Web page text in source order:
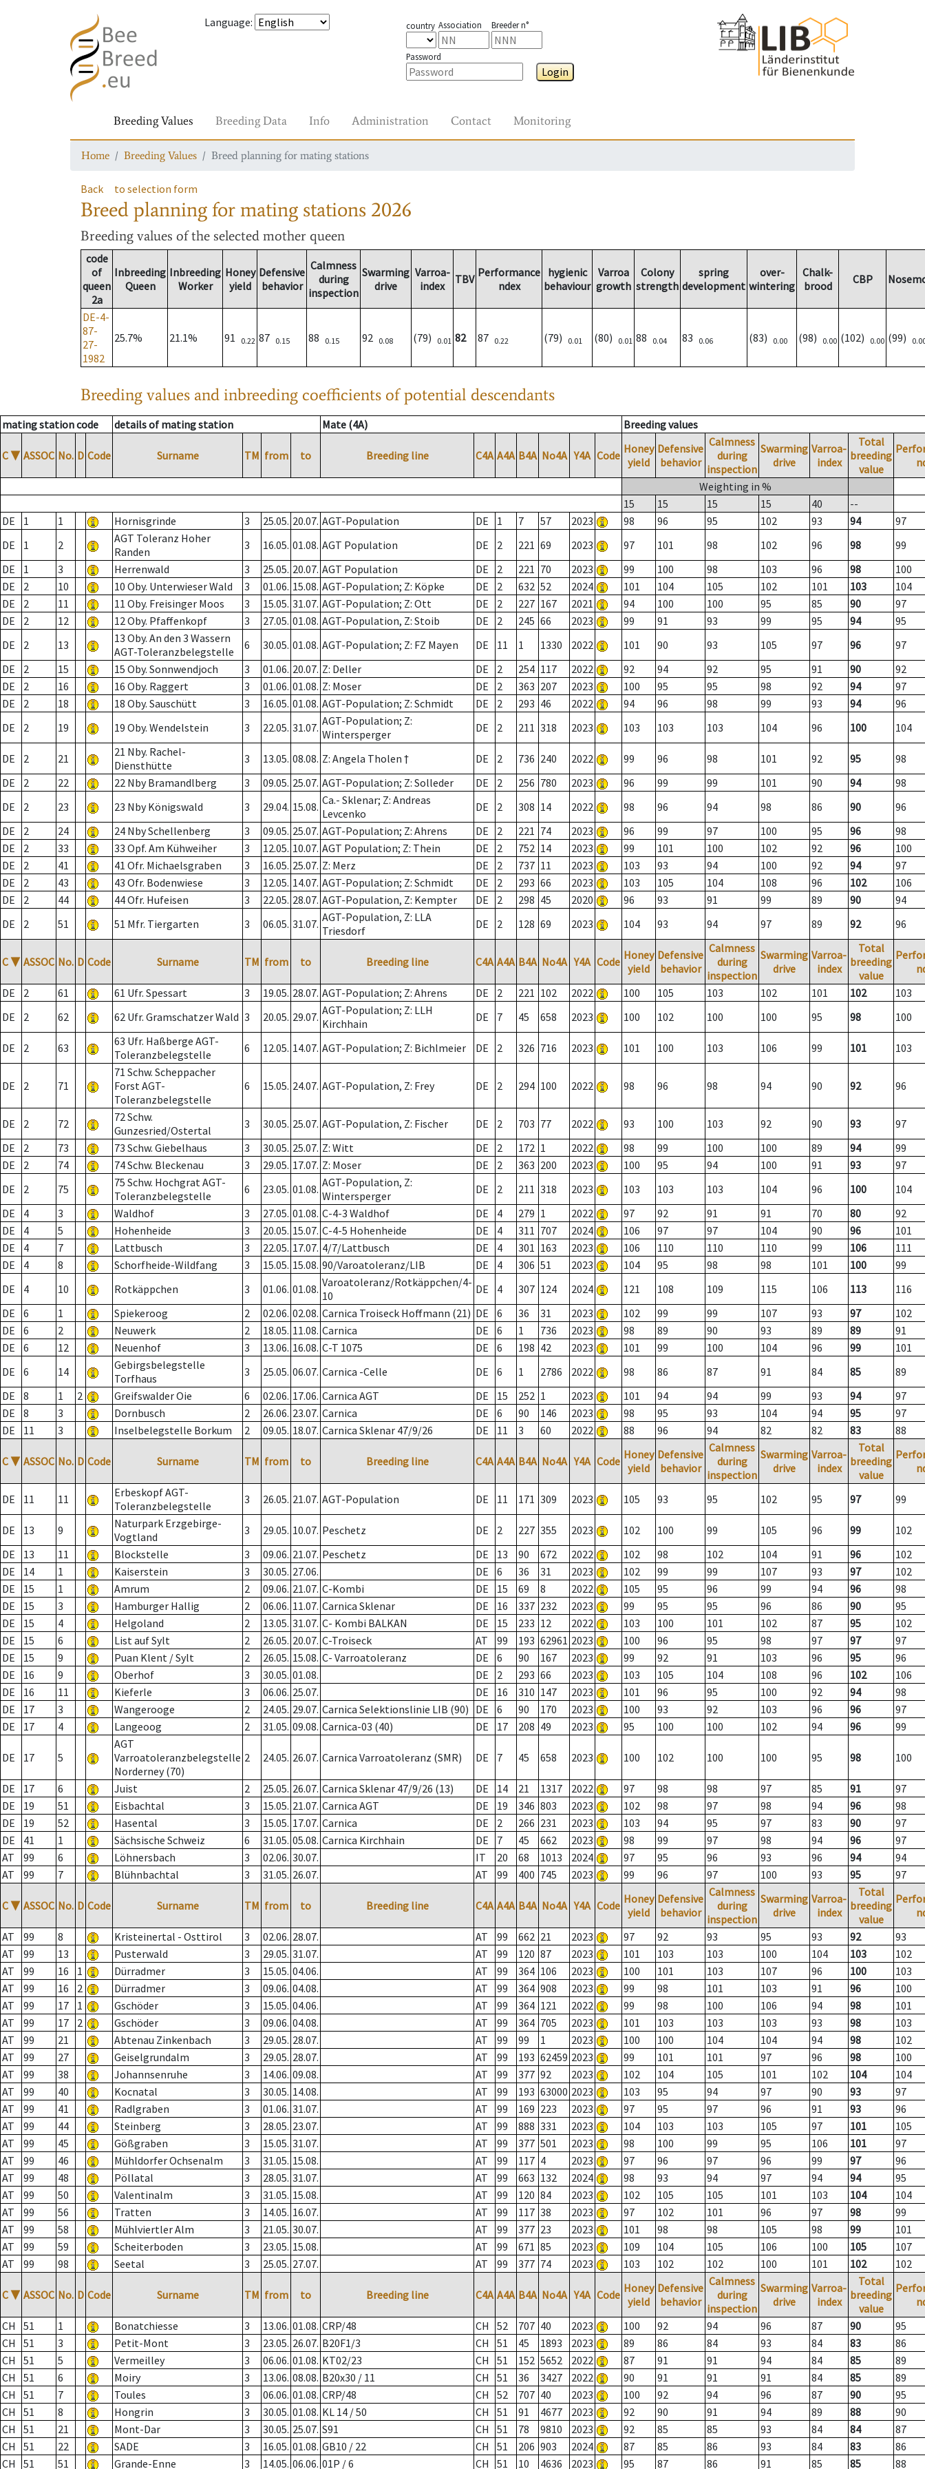
Language: country Association Breeder n°
Password
Login
Breeding Values Breeding Data Info Administration Contact Monitoring
Home Breeding Values Breed planning for mating stations
Back to selection form
Breed planning for mating stations 2026
Breeding values of the selected mother queen
code
of
queen
2a
Inbreeding
Queen
Inbreeding
Worker
Honey
yield
Defensive
behavior
Calmness
during
inspection
Swarming
drive
Varroa-
index
TBV Performance
ndex
hygienic
behaviour
Varroa
growth
Colony
strength
spring
development
over-
wintering
Chalk-
brood
CBP
DE-4-
87-
27-
1982
25.7% 21.1% 91 0.22 87 0.15 88 0.15 92 0.08 (79) 0.01 82 87 0.22 (79) 0.01 (80) 0.01 88 0.04 83 0.06 (83) 0.00 (98) 0.00 (102) 0.00 (99)
Breeding values and inbreeding coefficients of potential descendants
mating station code details of mating station Mate (4A) Breeding values
C ▼ ASSOC No. D Code Surname TM from to Breeding line C4A A4A B4A No4A Y4A Code Honey
yield
Defensive
behavior
Calmness
during
inspection
Swarming
drive
Varroa-
index
Total
breeding
value
Weighting in %
15
15 15 15 40
--
DE
1 1 Hornisgrinde 3 25.05. 20.07. AGT-Population DE 1 7 57 2023 98 96 95 102 93 94
97
DE
1 2
AGT Toleranz Hoher
Randen
3 16.05. 01.08. AGT Population DE 2 221 69 2023 97 101 98 102 96 98
99
DE
1 3 Herrenwald 3 25.05. 20.07. AGT Population DE 2 221 70 2023 99 100 98 103 96 98
100
DE
2 10 10 Oby. Unterwieser Wald 3 01.06. 15.08. AGT-Population; Z: Köpke DE 2 632 52 2024 101 104 105 102 101 103
104
DE
2 11 11 Oby. Freisinger Moos 3 15.05. 31.07. AGT-Population; Z: Ott DE 2 227 167 2021 94 100 100 95 85 90
97
DE
2 12 12 Oby. Pfaffenkopf 3 27.05. 01.08. AGT-Population, Z: Stoib DE 2 245 66 2023 99 91 93 99 95 94
95
DE
2 13
13 Oby. An den 3 Wassern
AGT-Toleranzbelegstelle
6 30.05. 01.08. AGT-Population; Z: FZ Mayen DE 11 1 1330 2022 101 90 93 105 97 96
97
DE
2 15 15 Oby. Sonnwendjoch 3 01.06. 20.07. Z: Deller DE 2 254 117 2022 92 94 92 95 91 90
92
DE
2 16 16 Oby. Raggert 3 01.06. 01.08. Z: Moser DE 2 363 207 2023 100 95 95 98 92 94
97
DE
2 18 18 Oby. Sauschütt 3 16.05. 01.08. AGT-Population; Z: Schmidt DE 2 293 46 2022 94 96 98 99 93 94
96
DE
2 19 19 Oby. Wendelstein 3 22.05. 31.07. AGT-Population; Z:
Wintersperger
DE 2 211 318 2023 103 103 103 104 96 100 104
DE 2 21
21 Nby. Rachel-
Diensthütte
3 13.05. 08.08. Z: Angela Tholen † DE 2 736 240 2022 99 96 98 101 92 95
98
DE
2 22 22 Nby Bramandlberg 3 09.05. 25.07. AGT-Population; Z: Solleder DE 2 256 780 2023 96 99 99 101 90 94
98
DE
2 23 23 Nby Königswald 3 29.04. 15.08. Ca.- Sklenar; Z: Andreas
Levcenko
DE 2 308 14 2022 98 96 94 98 86 90
96
DE
2 24 24 Nby Schellenberg 3 09.05. 25.07. AGT-Population; Z: Ahrens DE 2 221 74 2023 96 99 97 100 95 96
98
DE
2 33 33 Opf. Am Kühweiher 3 12.05. 10.07. AGT Population; Z: Thein DE 2 752 14 2023 99 101 100 102 92 96
100
DE
2 41 41 Ofr. Michaelsgraben 3 16.05. 25.07. Z: Merz DE 2 737 11 2023 103 93 94 100 92 94
97
DE
2 43 43 Ofr. Bodenwiese 3 12.05. 14.07. AGT-Population; Z: Schmidt DE 2 293 66 2023 103 105 104 108 96 102
106
DE
2 44 44 Ofr. Hufeisen 3 22.05. 28.07. AGT-Population, Z: Kempter DE 2 298 45 2020 96 93 91 99 89 90
94
DE
2 51 51 Mfr. Tiergarten 3 06.05. 31.07. AGT-Population, Z: LLA
Triesdorf
DE 2 128 69 2023 104 93 94 97 89 92 96
C ▼ ASSOC No. D Code Surname TM from to Breeding line C4A A4A B4A No4A Y4A Code Honey
yield
Defensive
behavior
Calmness
during
inspection
Swarming
drive
Varroa-
index
Total
breeding
value
DE
2 61 61 Ufr. Spessart 3 19.05. 28.07. AGT-Population; Z: Ahrens DE 2 221 102 2022 100 105 103 102 101 102
103
DE
2 62 62 Ufr. Gramschatzer Wald 3 20.05. 29.07. AGT-Population; Z: LLH
Kirchhain
DE 7 45 658 2023 100 102 100 100 95 98 100
DE 2 63
63 Ufr. Haßberge AGT-
Toleranzbelegstelle
6 12.05. 14.07. AGT-Population; Z: Bichlmeier DE 2 326 716 2023 101 100 103 106 99 101 103
DE 2 71
71 Schw. Scheppacher
Forst AGT-
Toleranzbelegstelle
6 15.05. 24.07. AGT-Population, Z: Frey DE 2 294 100 2022 98 96 98 94 90 92 96
DE 2 72
72 Schw.
Gunzesried/Ostertal
3 30.05. 25.07. AGT-Population, Z: Fischer DE 2 703 77 2022 93 100 103 92 90 93
97
DE
2 73 73 Schw. Giebelhaus 3 30.05. 25.07. Z: Witt DE 2 172 1 2022 98 99 100 100 89 94
99
DE
2 74 74 Schw. Bleckenau 3 29.05. 17.07. Z: Moser DE 2 363 200 2023 100 95 94 100 91 93
97
DE
2 75
75 Schw. Hochgrat AGT-
Toleranzbelegstelle
6 23.05. 01.08. AGT-Population, Z:
Wintersperger
DE 2 211 318 2023 103 103 103 104 96 100
104
DE
4 3 Waldhof 3 27.05. 01.08. C-4-3 Waldhof DE 4 279 1 2022 97 92 91 91 70 80
92
DE
4 5 Hohenheide 3 20.05. 15.07. C-4-5 Hohenheide DE 4 311 707 2024 106 97 97 104 90 96
101
DE
4 7 Lattbusch 3 22.05. 17.07. 4/7/Lattbusch DE 4 301 163 2023 106 110 110 110 99 106
111
DE
4 8 Schorfheide-Wildfang 3 15.05. 15.08. 90/Varoatoleranz/LIB DE 4 306 51 2023 104 95 98 98 101 100
99
DE
4 10 Rotkäppchen 3 01.06. 01.08. Varoatoleranz/Rotkäppchen/4-
10
DE 4 307 124 2024 121 108 109 115 106 113
116
DE
6 1 Spiekeroog 2 02.06. 02.08. Carnica Troiseck Hoffmann (21) DE 6 36 31 2023 102 99 99 107 93 97
102
DE
6 2 Neuwerk 2 18.05. 11.08. Carnica DE 6 1 736 2023 98 89 90 93 89 89
91
DE
6 12 Neuenhof 3 13.06. 16.08. C-T 1075 DE 6 198 42 2023 101 99 100 104 96 99
101
DE
6 14
Gebirgsbelegstelle
Torfhaus
3 25.05. 06.07. Carnica -Celle DE 6 1 2786 2022 98 86 87 91 84 85
89
DE
8 1 2 Greifswalder Oie 6 02.06. 17.06. Carnica AGT DE 15 252 1 2023 101 94 94 99 93 94
97
DE
8 3 Dornbusch 2 26.06. 23.07. Carnica DE 6 90 146 2023 98 95 93 104 94 95
97
DE
11 3 Inselbelegstelle Borkum 2 09.05. 18.07. Carnica Sklenar 47/9/26 DE 11 3 60 2022 88 96 94 82 82 83 88
C ▼ ASSOC No. D Code Surname TM from to Breeding line C4A A4A B4A No4A Y4A Code Honey
yield
Defensive
behavior
Calmness
during
inspection
Swarming
drive
Varroa-
index
Total
breeding
value
DE 11 11
Erbeskopf AGT-
Toleranzbelegstelle
3 26.05. 21.07. AGT-Population DE 11 171 309 2023 105 93 95 102 95 97 99
DE 13 9
Naturpark Erzgebirge-
Vogtland
3 29.05. 10.07. Peschetz DE 2 227 355 2023 102 100 99 105 96 99
102
DE
13 11 Blockstelle 3 09.06. 21.07. Peschetz DE 13 90 672 2022 102 98 102 104 91 96
102
DE
14 1 Kaiserstein 3 30.05. 27.06. DE 6 36 31 2023 102 99 99 107 93 97
102
DE
15 1 Amrum 2 09.06. 21.07. C-Kombi DE 15 69 8 2022 105 95 96 99 94 96
98
DE
15 3 Hamburger Hallig 2 06.06. 11.07. Carnica Sklenar DE 16 337 232 2023 99 95 95 96 86 90
95
DE
15 4 Helgoland 2 13.05. 31.07. C- Kombi BALKAN DE 15 233 12 2022 103 100 101 102 87 95
102
DE
15 6 List auf Sylt 2 26.05. 20.07. C-Troiseck AT 99 193 62961 2023 100 96 95 98 97 97
97
DE
15 9 Puan Klent / Sylt 2 26.05. 15.08. C- Varroatoleranz DE 6 90 167 2023 99 92 91 103 96 95
96
DE
16 9 Oberhof 3 30.05. 01.08. DE 2 293 66 2023 103 105 104 108 96 102
106
DE
16 11 Kieferle 3 06.06. 25.07. DE 16 310 147 2023 101 96 95 100 92 94
98
DE
17 3 Wangerooge 2 24.05. 29.07. Carnica Selektionslinie LIB (90) DE 6 90 170 2023 100 93 92 103 96 96
97
DE
17 4 Langeoog 2 31.05. 09.08. Carnica-03 (40) DE 17 208 49 2023 95 100 100 102 94 96 99
DE 17 5
AGT
Varroatoleranzbelegstelle
Norderney (70)
2 24.05. 26.07. Carnica Varroatoleranz (SMR) DE 7 45 658 2023 100 102 100 100 95 98 100
DE 17 6 Juist 2 25.05. 26.07. Carnica Sklenar 47/9/26 (13) DE 14 21 1317 2022 97 98 98 97 85 91
97
DE
19 51 Eisbachtal 3 15.05. 21.07. Carnica AGT DE 19 346 803 2023 102 98 97 98 94 96
98
DE
19 52 Hasental 3 15.05. 17.07. Carnica DE 2 266 231 2023 103 94 95 97 83 90
97
DE
41 1 Sächsische Schweiz 6 31.05. 05.08. Carnica Kirchhain DE 7 45 662 2023 98 99 97 98 94 96
97
AT
99 6 Löhnersbach 3 02.06. 30.07. IT 20 68 1013 2024 97 95 96 93 96 94
94
AT
99 7 Blühnbachtal 3 31.05. 26.07. AT 99 400 745 2023 99 96 97 100 93 95 97
C ▼ ASSOC No. D Code Surname TM from to Breeding line C4A A4A B4A No4A Y4A Code Honey
yield
Defensive
behavior
Calmness
during
inspection
Swarming
drive
Varroa-
index
Total
breeding
value
AT
99 8 Kristeinertal - Osttirol 3 02.06. 28.07. AT 99 662 21 2023 97 92 93 95 93 92
93
AT
99 13 Pusterwald 3 29.05. 31.07. AT 99 120 87 2023 101 103 103 100 104 103
102
AT
99 16 1 Dürradmer 3 15.05. 04.06. AT 99 364 106 2023 100 101 103 107 96 100
103
AT
99 16 2 Dürradmer 3 09.06. 04.08. AT 99 364 908 2023 99 98 101 103 91 96
100
AT
99 17 1 Gschöder 3 15.05. 04.06. AT 99 364 121 2022 99 98 100 106 94 98
101
AT
99 17 2 Gschöder 3 09.06. 04.08. AT 99 364 705 2023 101 103 103 103 93 98
103
AT
99 21 Abtenau Zinkenbach 3 29.05. 28.07. AT 99 99 1 2023 100 100 104 104 94 98
102
AT
99 27 Geiselgrundalm 3 29.05. 28.07. AT 99 193 62459 2023 99 101 101 97 96 98
100
AT
99 38 Johannsenruhe 3 14.06. 09.08. AT 99 377 92 2023 102 104 105 101 102 104
104
AT
99 40 Kocnatal 3 30.05. 14.08. AT 99 193 63000 2023 103 95 94 97 90 93
97
AT
99 41 Radlgraben 3 01.06. 31.07. AT 99 169 223 2023 97 95 97 96 91 93
96
AT
99 44 Steinberg 3 28.05. 23.07. AT 99 888 331 2023 104 103 103 105 97 101
105
AT
99 45 Gößgraben 3 15.05. 31.07. AT 99 377 501 2023 98 100 99 95 106 101
97
AT
99 46 Mühldorfer Ochsenalm 3 31.05. 15.08. AT 99 117 4 2023 97 96 97 96 99 97
96
AT
99 48 Pöllatal 3 28.05. 31.07. AT 99 663 132 2024 98 93 94 97 94 94
95
AT
99 50 Valentinalm 3 31.05. 15.08. AT 99 120 84 2023 102 105 105 101 103 104
104
AT
99 56 Tratten 3 14.05. 16.07. AT 99 117 38 2023 97 102 101 96 97 98
99
AT
99 58 Mühlviertler Alm 3 21.05. 30.07. AT 99 377 23 2023 101 98 98 105 98 99
101
AT
99 59 Scheiterboden 3 23.05. 15.08. AT 99 671 85 2023 109 104 105 106 100 105
107
AT
99 98 Seetal 3 25.05. 27.07. AT 99 377 74 2023 103 102 102 100 101 102 102
C ▼ ASSOC No. D Code Surname TM from to Breeding line C4A A4A B4A No4A Y4A Code Honey
yield
Defensive
behavior
Calmness
during
inspection
Swarming
drive
Varroa-
index
Total
breeding
value
CH
51 1 Bonatchiesse 3 13.06. 01.08. CRP/48 CH 52 707 40 2023 100 92 94 96 87 90
95
CH
51 3 Petit-Mont 3 23.05. 26.07. B20F1/3 CH 51 45 1893 2023 89 86 84 93 84 83
86
CH
51 5 Vermeilley 3 06.06. 01.08. KT02/23 CH 51 152 5652 2022 87 91 91 94 84 85
89
CH
51 6 Moiry 3 13.06. 08.08. B20x30 / 11 CH 51 36 3427 2022 90 91 91 91 84 85
89
CH
51 7 Toules 3 06.06. 01.08. CRP/48 CH 52 707 40 2023 100 92 94 96 87 90
95
CH
51 8 Hongrin 3 30.05. 01.08. KL 14 / 50 CH 51 91 4677 2023 92 90 91 94 89 88
90
CH
51 21 Mont-Dar 3 30.05. 25.07. S91 CH 51 78 9810 2023 92 85 85 93 84 84
87
CH
51 22 SADE 3 16.05. 01.08. GB10 / 22 CH 51 206 903 2024 87 85 86 93 84 83
86
CH
51 51 Grande-Enne 3 14.05. 06.06. 01P / 6 CH 51 10 4636 2023 95 87 86 91 85 85 88